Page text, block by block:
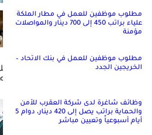
مطلوب موظفين للعمل في مطار الملكة
علياء براتب 450 إلى 700 دينار والمواصلات
مؤمنة
مطلوب موظفين للعمل في بنك الاتحاد –
الخريجين الجدد
وظائف شاغرة لدى شركة العقرب للأمن
والحماية براتب يصل إلى 420 دينار، دوام 5
أيام أسبوعياً وتعيين مباشر